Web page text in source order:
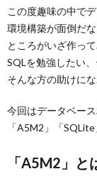
この度趣味の中で
環境構築が面倒だ
ところがいざ作っ
SQLを勉強したい
そんな方の助けに
今回はデータベー
「A5M2」「
「A5M2」と